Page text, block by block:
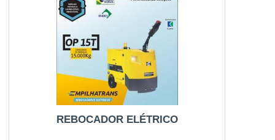
REBOCADOR ELÉTRICO